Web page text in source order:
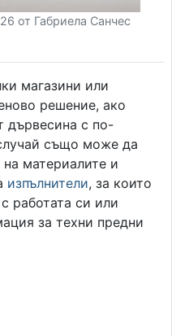
от Габриела Санчес
магазини или
решение, ако
дървесина с по-
също може да
материалите и
изпълнители, за които
работата си или
за техни предни